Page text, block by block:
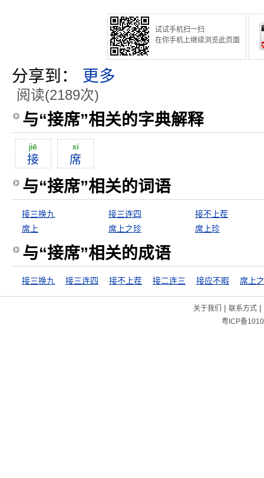
试试手机扫一扫
在你手机上继续浏览此页面
分享到： 更多
阅读(2189次)
与“接席”相关的字典解释
jiē
接
xí
席
与“接席”相关的词语
接三换九 接三连四
接不上茬
席上
席上之珍 席上珍
与“接席”相关的成语
接三换九 接三连四 接不上茬 接二连三 接应不暇 席上
关于我们 | 联系方式|
粤ICP备